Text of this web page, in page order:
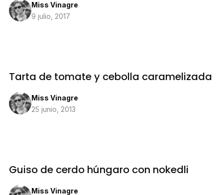
Miss Vinagre
9 julio, 2017
Tarta de tomate y cebolla caramelizada
Miss Vinagre
25 junio, 2013
Guiso de cerdo húngaro con nokedli
Miss Vinagre